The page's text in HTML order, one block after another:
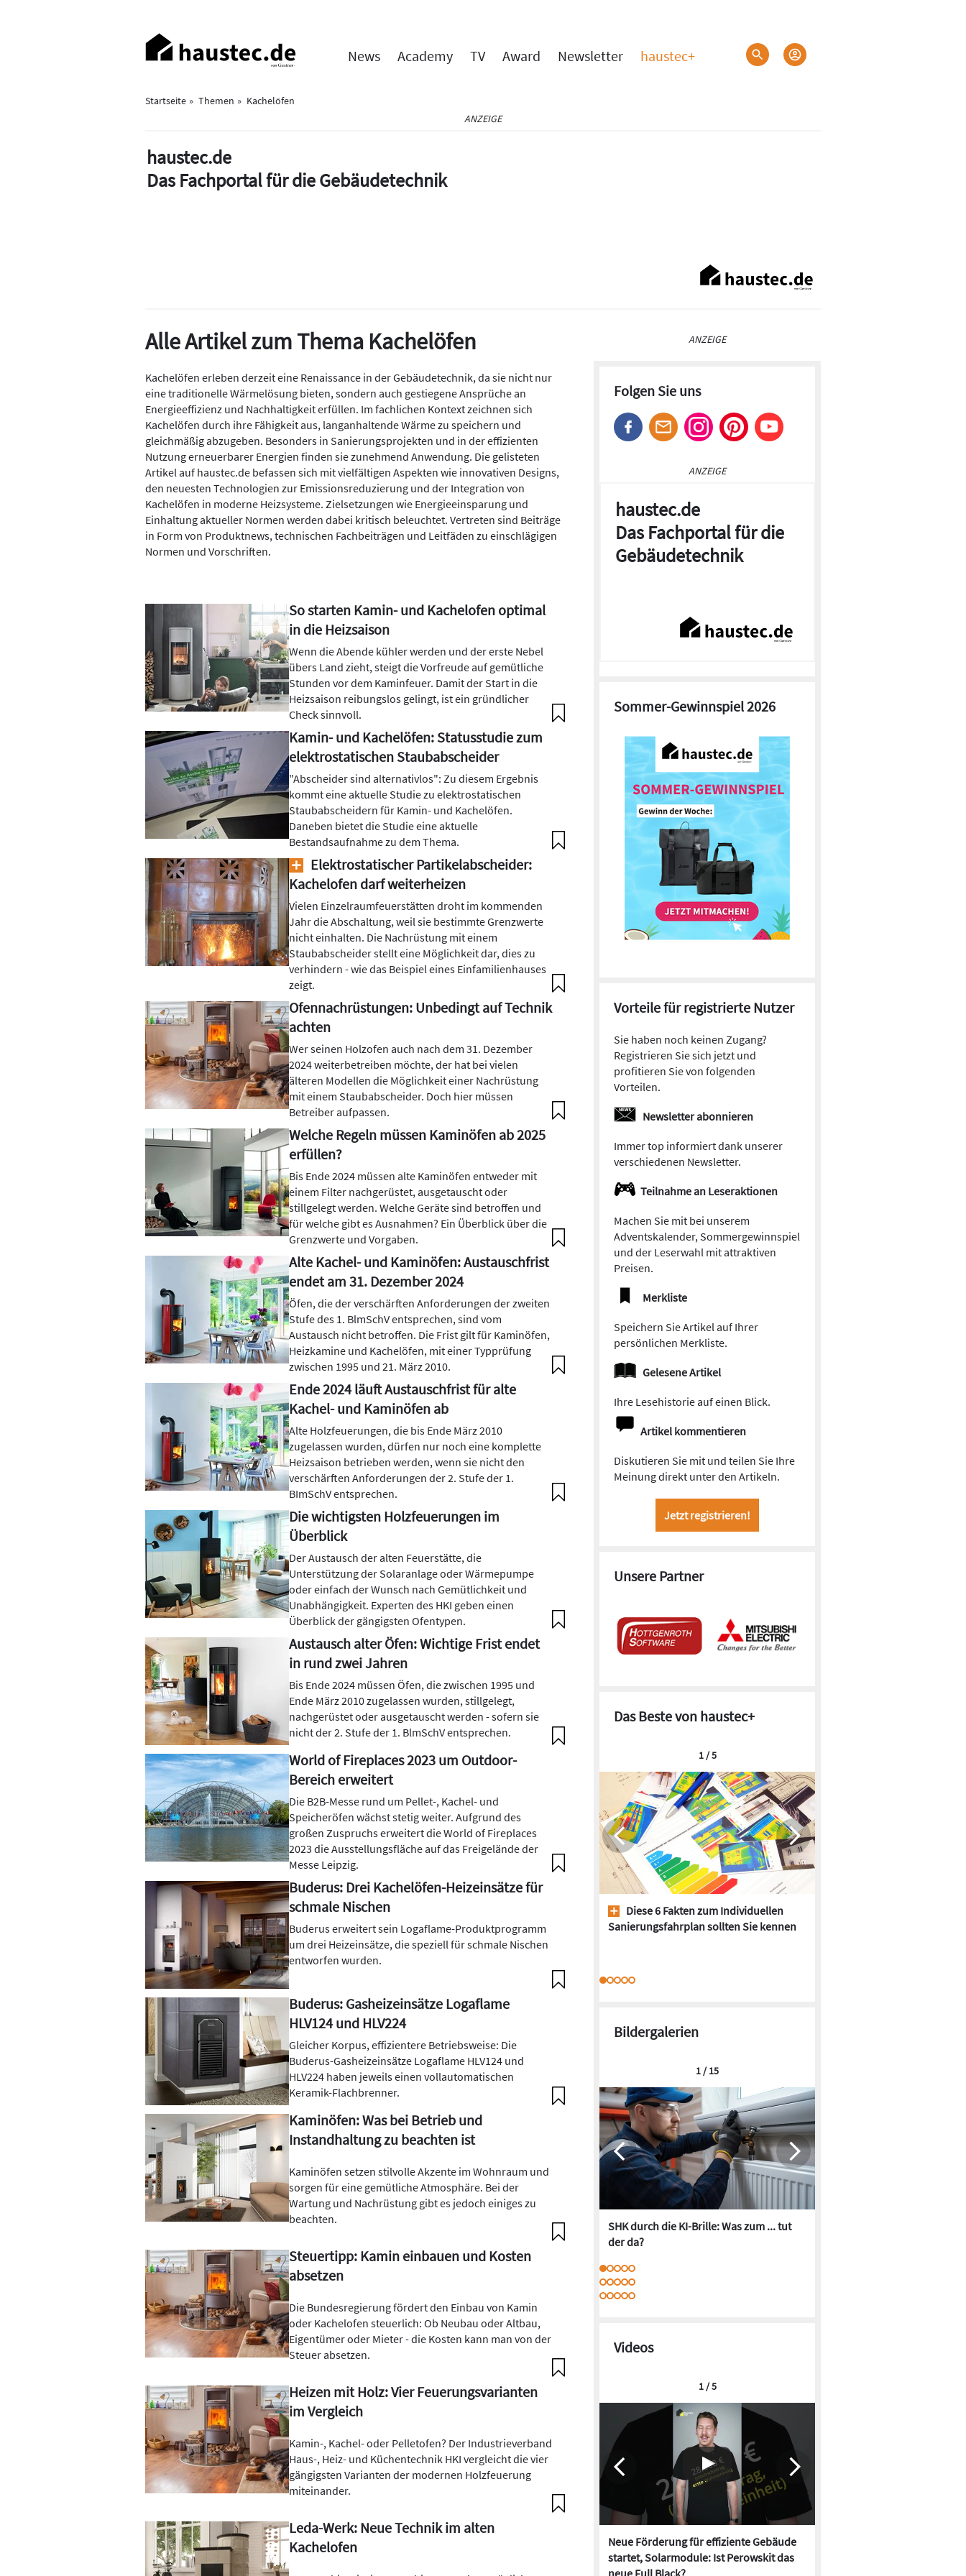
Haupt-
Navigation
News Academy TV Award Newsletter haustec+
Startseite Themen
Kachelöfen
ANZEIGE
haustec.de
Das Fachportal für die Gebäudetechnik
Alle Artikel zum Thema Kachelöfen
Kachelöfen erleben derzeit eine Renaissance in der Gebäudetechnik, da sie nicht nur
eine traditionelle Wärmelösung bieten, sondern auch gestiegene Ansprüche an
Energieeffizienz und Nachhaltigkeit erfüllen. Im fachlichen Kontext zeichnen sich
Kachelöfen durch ihre Fähigkeit aus, langanhaltende Wärme zu speichern und
gleichmäßig abzugeben. Besonders in Sanierungsprojekten und in der effizienten
Nutzung erneuerbarer Energien finden sie zunehmend Anwendung. Die gelisteten
Artikel auf haustec.de befassen sich mit vielfältigen Aspekten wie innovativen Designs,
den neuesten Technologien zur Emissionsreduzierung und der Integration von
Kachelöfen in moderne Heizsysteme. Zielsetzungen wie Energieeinsparung und
Einhaltung aktueller Normen werden dabei kritisch beleuchtet. Vertreten sind Beiträge
in Form von Produktnews, technischen Fachbeiträgen und Leitfäden zu einschlägigen
Normen und Vorschriften.
So starten Kamin- und Kachelofen optimal
in die Heizsaison
Wenn die Abende kühler werden und der erste Nebel
übers Land zieht, steigt die Vorfreude auf gemütliche
Stunden vor dem Kaminfeuer. Damit der Start in die
Heizsaison reibungslos gelingt, ist ein gründlicher
Check sinnvoll.
Kamin- und Kachelöfen: Statusstudie zum
elektrostatischen Staubabscheider
"Abscheider sind alternativlos": Zu diesem Ergebnis
kommt eine aktuelle Studie zu elektrostatischen
Staubabscheidern für Kamin- und Kachelöfen.
Daneben bietet die Studie eine aktuelle
Bestandsaufnahme zu dem Thema.
Elektrostatischer Partikelabscheider:
Kachelofen darf weiterheizen
Vielen Einzelraumfeuerstätten droht im kommenden
Jahr die Abschaltung, weil sie bestimmte Grenzwerte
nicht einhalten. Die Nachrüstung mit einem
Staubabscheider stellt eine Möglichkeit dar, dies zu
verhindern - wie das Beispiel eines Einfamilienhauses
zeigt.
Ofennachrüstungen: Unbedingt auf Technik
achten
Wer seinen Holzofen auch nach dem 31. Dezember
2024 weiterbetreiben möchte, der hat bei vielen
älteren Modellen die Möglichkeit einer Nachrüstung
mit einem Staubabscheider. Doch hier müssen
Betreiber aufpassen.
Welche Regeln müssen Kaminöfen ab 2025
erfüllen?
Bis Ende 2024 müssen alte Kaminöfen entweder mit
einem Filter nachgerüstet, ausgetauscht oder
stillgelegt werden. Welche Geräte sind betroffen und
für welche gibt es Ausnahmen? Ein Überblick über die
Grenzwerte und Vorgaben.
Alte Kachel- und Kaminöfen: Austauschfrist
endet am 31. Dezember 2024
Öfen, die der verschärften Anforderungen der zweiten
Stufe des 1. BlmSchV entsprechen, sind vom
Austausch nicht betroffen. Die Frist gilt für Kaminöfen,
Heizkamine und Kachelöfen, mit einer Typprüfung
zwischen 1995 und 21. März 2010.
Ende 2024 läuft Austauschfrist für alte
Kachel- und Kaminöfen ab
Alte Holzfeuerungen, die bis Ende März 2010
zugelassen wurden, dürfen nur noch eine komplette
Heizsaison betrieben werden, wenn sie nicht den
verschärften Anforderungen der 2. Stufe der 1.
BImSchV entsprechen.
Die wichtigsten Holzfeuerungen im
Überblick
Der Austausch der alten Feuerstätte, die
Unterstützung der Solaranlage oder Wärmepumpe
oder einfach der Wunsch nach Gemütlichkeit und
Unabhängigkeit. Experten des HKI geben einen
Überblick der gängigsten Ofentypen.
Austausch alter Öfen: Wichtige Frist endet
in rund zwei Jahren
Bis Ende 2024 müssen Öfen, die zwischen 1995 und
Ende März 2010 zugelassen wurden, stillgelegt,
nachgerüstet oder ausgetauscht werden - sofern sie
nicht der 2. Stufe der 1. BlmSchV entsprechen.
World of Fireplaces 2023 um Outdoor-
Bereich erweitert
Die B2B-Messe rund um Pellet-, Kachel- und
Speicheröfen wächst stetig weiter. Aufgrund des
großen Zuspruchs erweitert die World of Fireplaces
2023 die Ausstellungsfläche auf das Freigelände der
Messe Leipzig.
Buderus: Drei Kachelöfen-Heizeinsätze für
schmale Nischen
Buderus erweitert sein Logaflame-Produktprogramm
um drei Heizeinsätze, die speziell für schmale Nischen
entworfen wurden.
Buderus: Gasheizeinsätze Logaflame
HLV124 und HLV224
Gleicher Korpus, effizientere Betriebsweise: Die
Buderus-Gasheizeinsätze Logaflame HLV124 und
HLV224 haben jeweils einen vollautomatischen
Keramik-Flachbrenner.
Kaminöfen: Was bei Betrieb und
Instandhaltung zu beachten ist
Kaminöfen setzen stilvolle Akzente im Wohnraum und
sorgen für eine gemütliche Atmosphäre. Bei der
Wartung und Nachrüstung gibt es jedoch einiges zu
beachten.
Steuertipp: Kamin einbauen und Kosten
absetzen
Die Bundesregierung fördert den Einbau von Kamin
oder Kachelofen steuerlich: Ob Neubau oder Altbau,
Eigentümer oder Mieter - die Kosten kann man von der
Steuer absetzen.
Heizen mit Holz: Vier Feuerungsvarianten
im Vergleich
Kamin-, Kachel- oder Pelletofen? Der Industrieverband
Haus-, Heiz- und Küchentechnik HKI vergleicht die vier
gängigsten Varianten der modernen Holzfeuerung
miteinander.
Leda-Werk: Neue Technik im alten
Kachelofen
ANZEIGE
Folgen Sie uns
ANZEIGE
haustec.de
Das Fachportal für die
Gebäudetechnik
Sommer-Gewinnspiel 2026
Vorteile für registrierte Nutzer
Sie haben noch keinen Zugang?
Registrieren Sie sich jetzt und
profitieren Sie von folgenden
Vorteilen.
Newsletter abonnieren
Immer top informiert dank unserer
verschiedenen Newsletter.
Teilnahme an Leseraktionen
Machen Sie mit bei unserem
Adventskalender, Sommergewinnspiel
und der Leserwahl mit attraktiven
Preisen.
Merkliste
Speichern Sie Artikel auf Ihrer
persönlichen Merkliste.
Gelesene Artikel
Ihre Lesehistorie auf einen Blick.
Artikel kommentieren
Diskutieren Sie mit und teilen Sie Ihre
Meinung direkt unter den Artikeln.
Jetzt registrieren!
Unsere Partner
Das Beste von haustec+
Diese 6 Fakten zum Individuellen
Sanierungsfahrplan sollten Sie kennen
1 / 5
Bildergalerien
SHK durch die KI-Brille: Was zum ... tut
der da?
1 / 15
Videos
Neue Förderung für effiziente Gebäude
startet, Solarmodule: Ist Perowskit das
1 / 5